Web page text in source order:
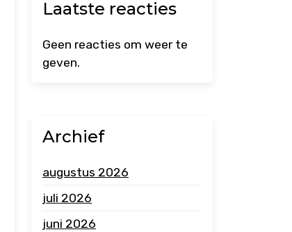
Laatste reacties
Geen reacties om weer te
geven.
Archief
augustus 2026
juli 2026
juni 2026